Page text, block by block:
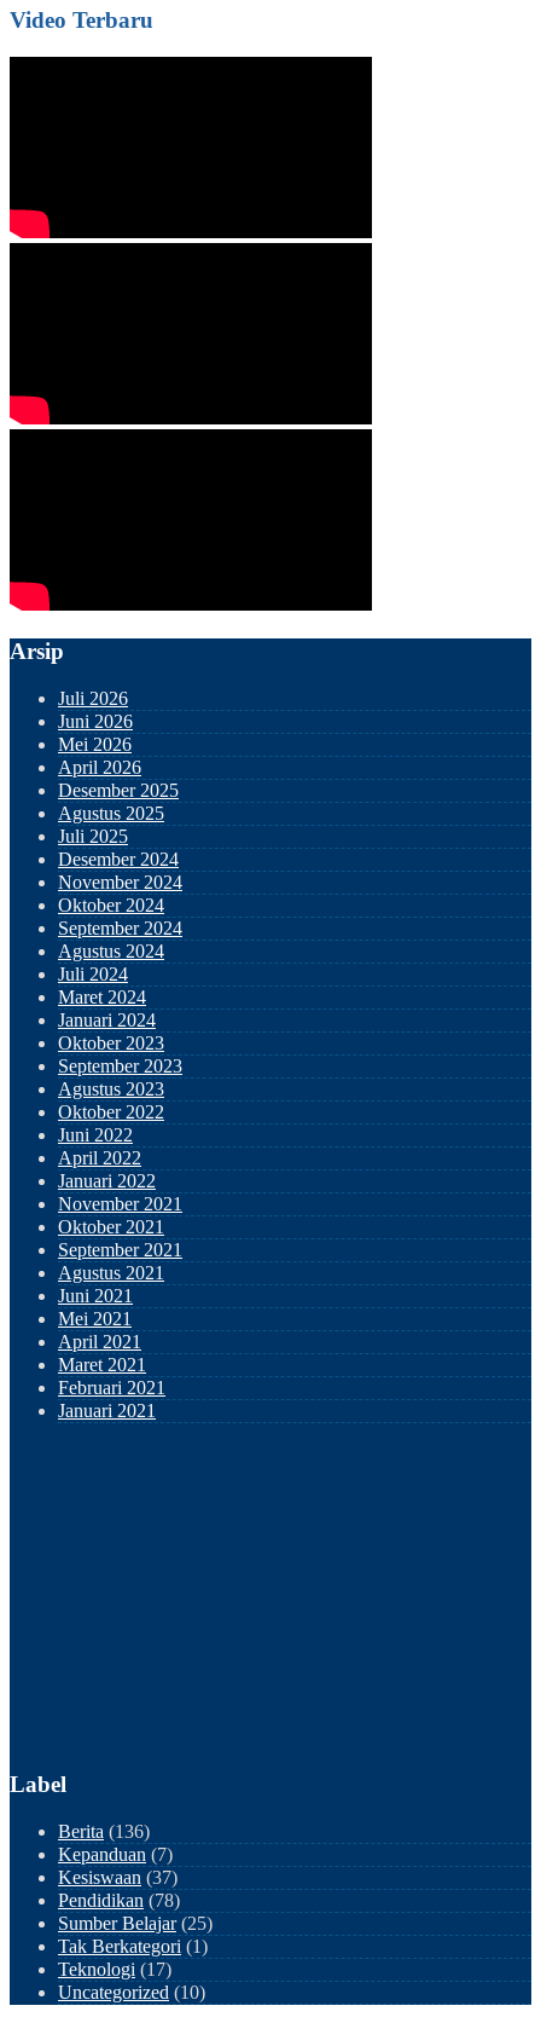
Video Terbaru
Arsip
Juli 2026
Juni 2026
Mei 2026
April 2026
Desember 2025
Agustus 2025
Juli 2025
Desember 2024
November 2024
Oktober 2024
September 2024
Agustus 2024
Juli 2024
Maret 2024
Januari 2024
Oktober 2023
September 2023
Agustus 2023
Oktober 2022
Juni 2022
April 2022
Januari 2022
November 2021
Oktober 2021
September 2021
Agustus 2021
Juni 2021
Mei 2021
April 2021
Maret 2021
Februari 2021
Januari 2021
Label
Berita (136)
Kepanduan (7)
Kesiswaan (37)
Pendidikan (78)
Sumber Belajar(25)
Tak Berkategori (1)
Teknologi (17)
Uncategorized (10)